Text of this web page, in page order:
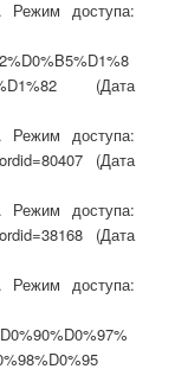
Режим доступа:
(Дата
Режим доступа:
(Дата
Режим доступа:
(Дата
Режим доступа: